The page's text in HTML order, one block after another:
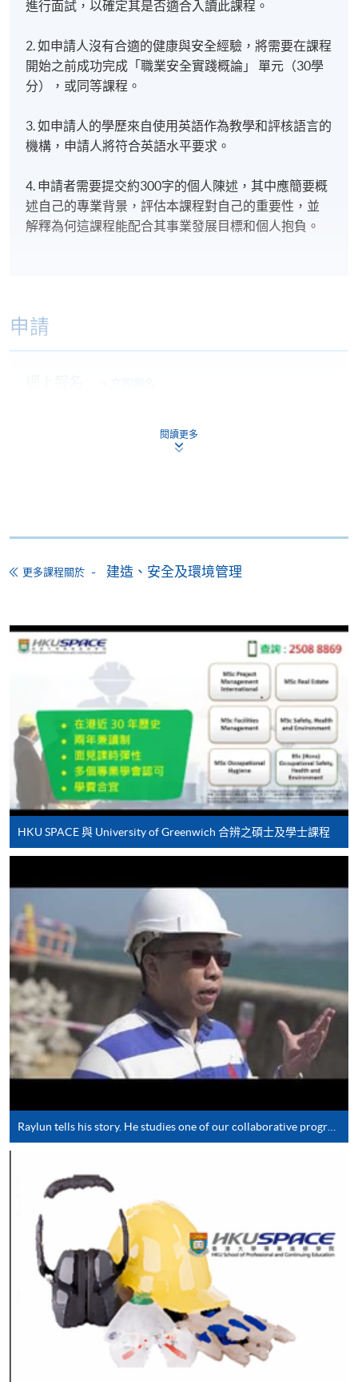
進行面試，以確定其是否適合入讀此課程。
2. 如申請人沒有合適的健康與安全經驗，將需要在課程
開始之前成功完成「職業安全實踐概論」 單元（30學
分），或同等課程。
3. 如申請人的學歷來自使用英語作為教學和評核語言的
機構，申請人將符合英語水平要求。
4. 申請者需要提交約300字的個人陳述，其中應簡要概
述自己的專業背景，評估本課程對自己的重要性，並
解釋為何這課程能配合其事業發展目標和個人抱負。
申請
務，申請人可通過網上申請個別學歷頒授課程和報讀
申請人可在網上使用「繳費靈」(PPS) (不適用於手
信支付」(Online WeChat Pay) 、「支付寶」(Online
Alipay) 或 「轉數快」(FPS) 繳付學費。
報讀新課程
填寫網上報名表格
申請人可按該課程網頁的右上角的
圖示進入網上服務網頁，然
後按照指示填妥網上報名表格。
某些課程須甄選入學，並要求申請人上載課程網頁
docx, jpg 和pdf格式之附件。
繳交所需費用
申請人可使用以下方式繳交報名費或課程費用:
繳費靈網上服務- 申請人須先開立繳費靈戶口及設
定繳費靈網上密碼。有關如何申請繳費靈戶口及密
碼，請瀏覽繳費靈網址
http://www.ppshk.com
Mastercard（包括「香港大學專業進修學院
Mastercard卡」）繳付學費。
*香港大學專業進修學院Mastercard卡
月免息分期付款優惠，必須親臨本學院設有報名服務的教
學中心作付款安排。
如欲了解如何於網上報讀新課程及繳費，請瀏覽網上
申請/報讀指南 :
短期課程
個別學歷頒授課程
閱讀更多
更多課程關於 建造、安全及環境管理
HKU SPACE 與 University of Greenwich 合辨之碩士及學士課程